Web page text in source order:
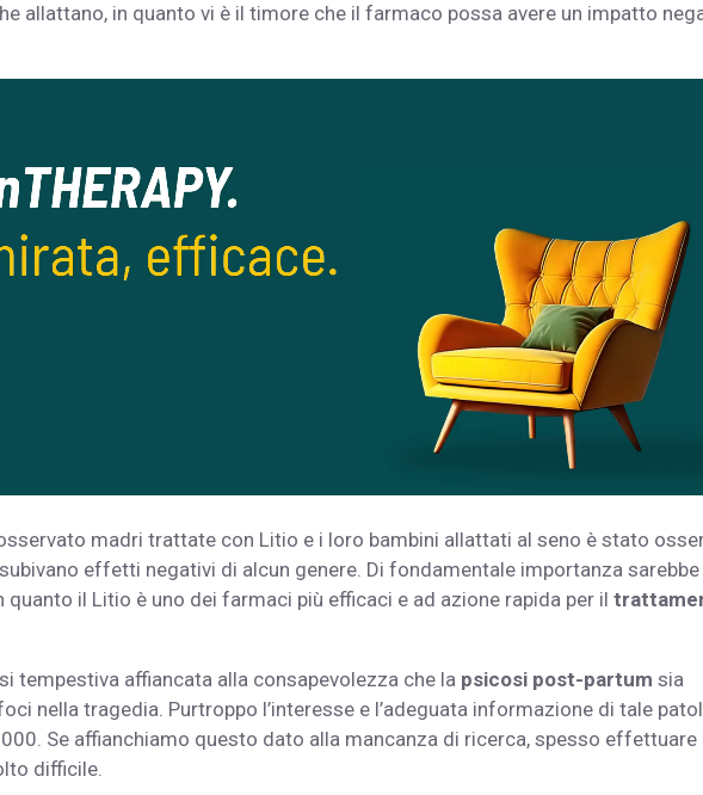
allattano, in quanto vi è il timore che il farmaco possa avere un impatto
madri trattate con Litio e i loro bambini allattati al seno è stato
effetti negativi di alcun genere. Di fondamentale importanza sarebbe
il Litio è uno dei farmaci più efficaci e ad azione rapida per il
tempestiva affiancata alla consapevolezza che la psicosi post-partum sia
nella tragedia. Purtroppo l’interesse e l’adeguata informazione di tale
Se affianchiamo questo dato alla mancanza di ricerca, spesso effettuare
difficile.